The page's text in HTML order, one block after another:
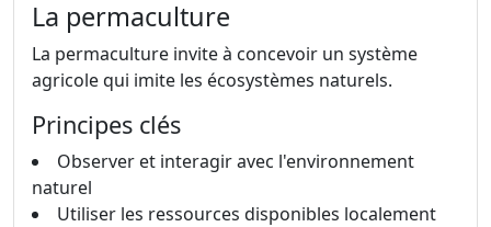
La permaculture
La permaculture invite à concevoir un système
agricole qui imite les écosystèmes naturels.
Principes clés
Observer et interagir avec l'environnement
naturel
Utiliser les ressources disponibles localement